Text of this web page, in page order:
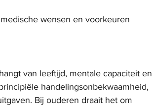
wensen en voorkeuren
van leeftijd, mentale capaciteit en
handelingsonbekwaamheid,
Bij ouderen draait het om